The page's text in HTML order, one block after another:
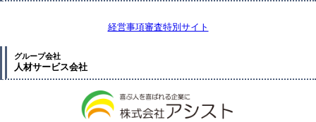
経営事項審査特別サイト
グループ会社
人材サービス会社